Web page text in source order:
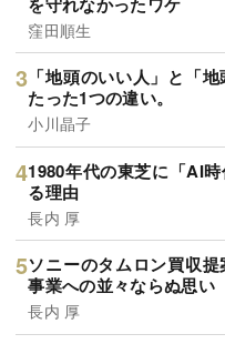
窪田順生
「地頭のいい人」と「
たった1つの違い。
小川晶子
1980年代の東芝に「AI
る理由
長内 厚
ソニーのタムロン買収
事業への並々ならぬ思い
長内 厚